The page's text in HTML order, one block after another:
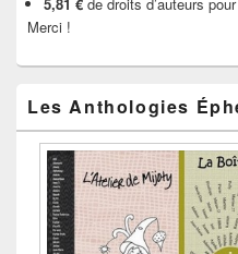
Merci !
Les Anthologies